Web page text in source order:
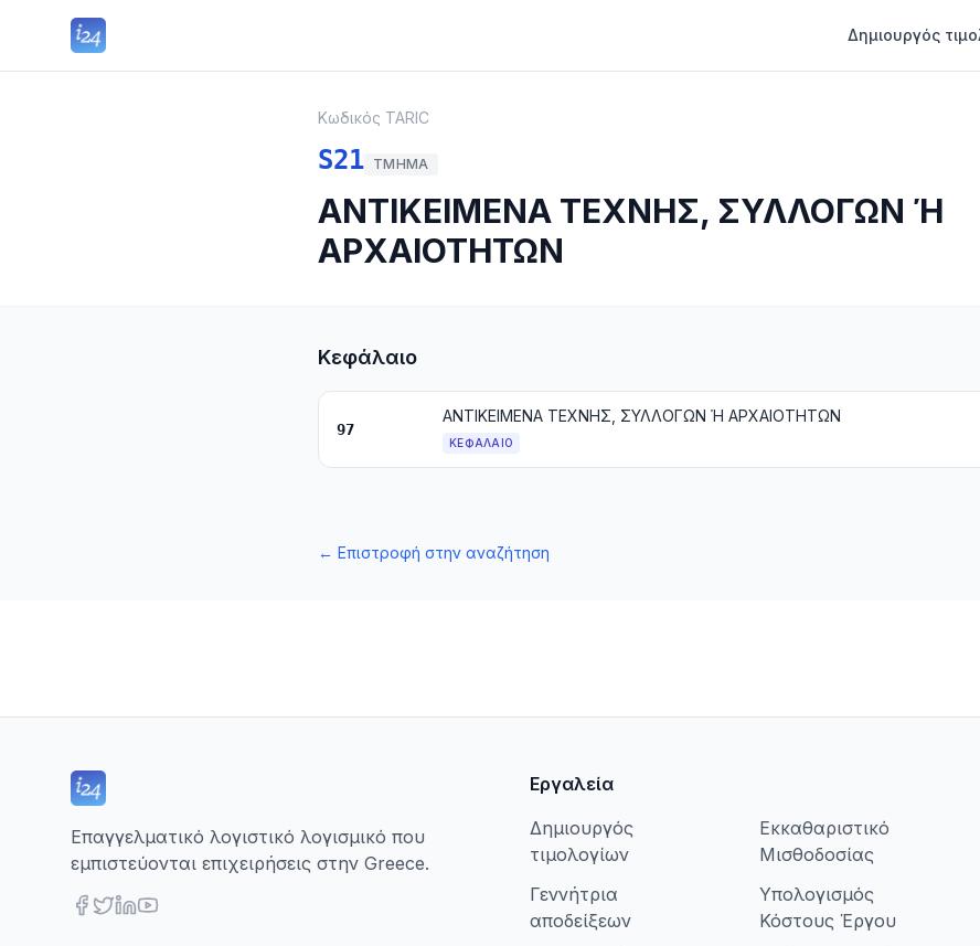
Δημιουργός
Κωδικός TARIC
S21 ΤΜΉΜΑ
ΑΝΤΙΚΕΙΜΕΝΑ ΤΕΧΝΗΣ, ΣΥΛΛΟΓΩΝ Ή
ΑΡΧΑΙΟΤΗΤΩΝ
Κεφάλαιο
97
ΑΝΤΙΚΕΙΜΕΝΑ ΤΕΧΝΗΣ, ΣΥΛΛΟΓΩΝ Ή ΑΡΧΑΙΟΤΗΤΩΝ
ΚΕΦΆΛΑΙΟ
← Επιστροφή στην αναζήτηση
Επαγγελματικό λογιστικό λογισμικό που
εμπιστεύονται επιχειρήσεις στην Greece.
Εργαλεία
Δημιουργός
τιμολογίων
Γεννήτρια
αποδείξεων
Εκκαθαριστικό
Μισθοδοσίας
Υπολογισμός
Κόστους Έργου